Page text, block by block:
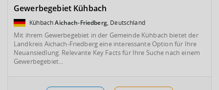
Gewerbegebiet Kühbach
KühbachAichach-Friedberg, Deutschland
Mit ihrem Gewerbegebiet in der Gemeinde Kühbach bietet der
Landkreis Aichach-Friedberg eine interessante Option für Ihre
Neuansiedlung. Relevante Key Facts für Ihre Suche nach einem
Gewerbegebiet...